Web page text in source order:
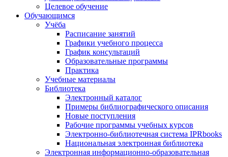
Целевое обучение
Обучающимся
Учёба
Расписание занятий
Графики учебного процесса
График консультаций
Образовательные программы
Практика
Учебные материалы
Библиотека
Электронный каталог
Примеры библиографического описания
Новые поступления
Рабочие программы учебных курсов
Электронно-библиотечная система IPRbooks
Национальная электронная библиотека
Электронная информационно-образовательная